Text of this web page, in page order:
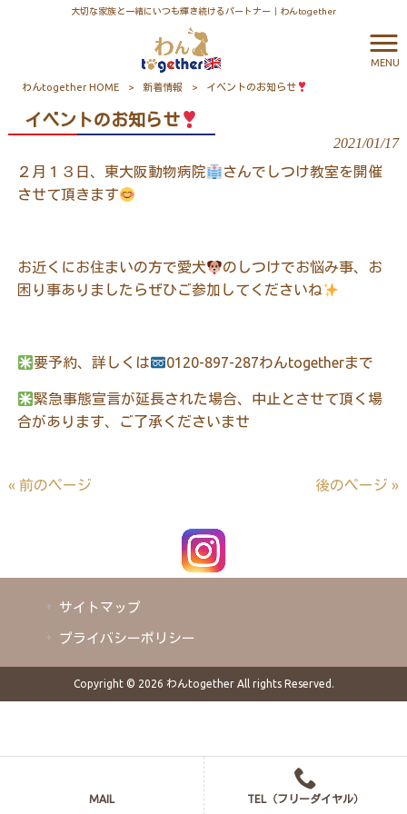
大切な家族と一緒にいつも輝き続けるパートナー｜わんtogether
MENU
わんtogether HOME > 新着情報 > イベントのお知らせ
イベントのお知らせ
2021/01/17
２月１３日、東大阪動物病院
さんでしつけ教室を開催
させて頂きます
お近くにお住まいの方で愛犬
のしつけでお悩み事、お
困り事ありましたらぜひご参加してくださいね
要予約、詳しくは 0120-897-287わんtogetherまで
緊急事態宣言が延長された場合、中止とさせて頂く場
合があります、ご了承くださいませ
« 前のページ 後のページ »
サイトマップ
プライバシーポリシー
Copyright © 2026 わんtogether All rights Reserved.
MAIL TEL（フリーダイヤル）